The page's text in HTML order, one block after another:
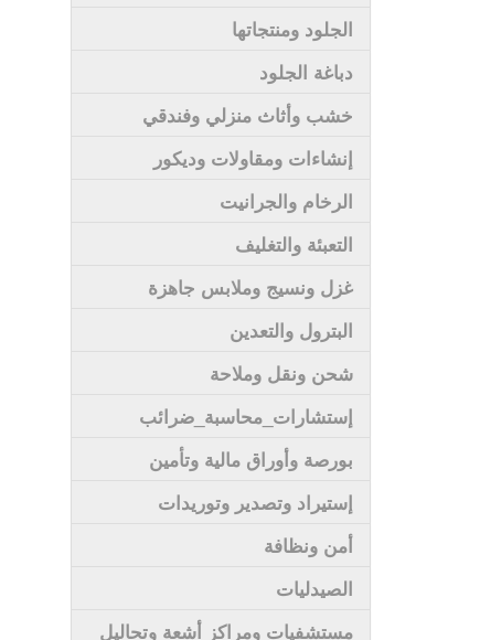
الجلود ومنتجاتها
دباغة الجلود
خشب وأثاث منزلي وفندقي
إنشاءات ومقاولات وديكور
الرخام والجرانيت
التعبئة والتغليف
غزل ونسيج وملابس جاهزة
البترول والتعدين
شحن ونقل وملاحة
إستشارات_محاسبة_ضرائب
بورصة وأوراق مالية وتأمين
إستيراد وتصدير وتوريدات
أمن ونظافة
الصيدليات
مستشفيات ومراكز أشعة وتحاليل